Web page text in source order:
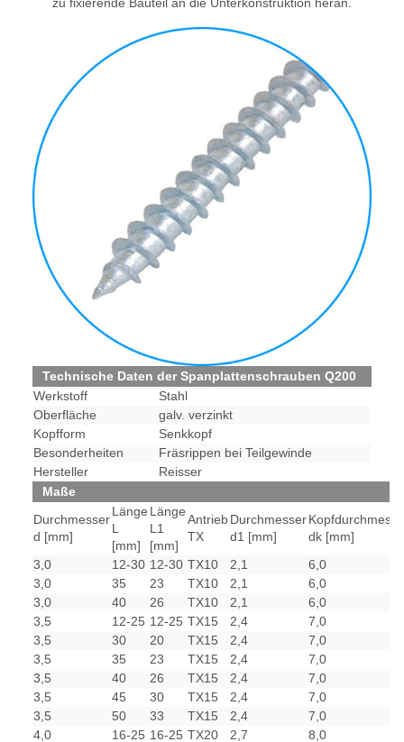
Technische Daten der Spanplattenschrauben Q200
Werkstoff
Stahl
Oberfläche
galv. verzinkt
Kopfform
Senkkopf
Besonderheiten
Fräsrippen bei Teilgewinde
Hersteller
Reisser
Maße
Durchmesser
d [mm]
Länge
L
[mm]
Länge
L1
[mm]
Antrieb
TX
Durchmesser
d1 [mm]
dk [mm]
3,0
12-30 12-30 TX10 2,1
6,0
3,0
35 23 TX10 2,1
6,0
3,0
40 26 TX10 2,1
6,0
3,5
12-25 12-25 TX15 2,4
7,0
3,5
30 20 TX15 2,4
7,0
3,5
35 23 TX15 2,4
7,0
3,5
40 26 TX15 2,4
7,0
3,5
45 30 TX15 2,4
7,0
3,5
50 33 TX15 2,4
7,0
4,0
16-25 16-25 TX20 2,7 8,0